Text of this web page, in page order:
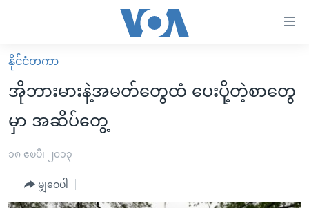
လွယ်ကူ
စေ
Link
များ
အကြောင်းအရာ
မူလစာမျက်နှာ
မြန်မာ
ကမ္ဘာ့သတင်းများ
နိုင်ငံတကာ
ဗွီဒီယို
ရပ်ဝန်းတခု လမ်းတခု အလွန်
နိုင်ငံတကာ
အိုဘားမားနဲ့အမတ်တွေထံ ပေးပို့တဲ့စာတွေ
မှာ အဆိပ်တွေ့
၁၈ ဧၿပီ၊ ၂၀၁၃
မျှဝေပါ